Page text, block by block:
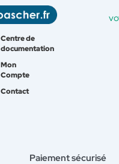
Centre de
documentation
Mon
Compte
Contact
Paiement sécurisé